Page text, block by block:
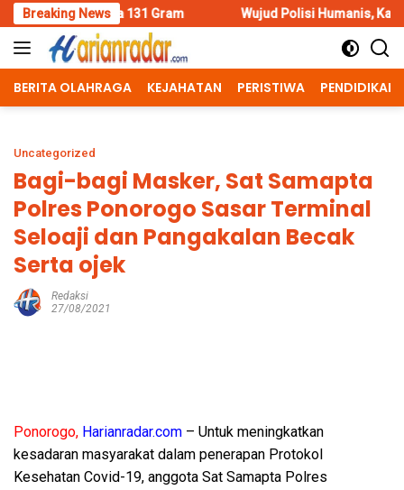
Skip
to
content
Breaking News
Gram Wujud Polisi Humanis, Kasatlantas Polres
BERITA OLAHRAGA KEJAHATAN PERISTIWA PENDIDIKAN
Uncategorized
Bagi-bagi Masker, Sat Samapta
Polres Ponorogo Sasar Terminal
Seloaji dan Pangakalan Becak
Serta ojek
Redaksi
27/08/2021
Ponorogo, Harianradar.com – Untuk meningkatkan
kesadaran masyarakat dalam penerapan Protokol
Kesehatan Covid-19, anggota Sat Samapta Polres